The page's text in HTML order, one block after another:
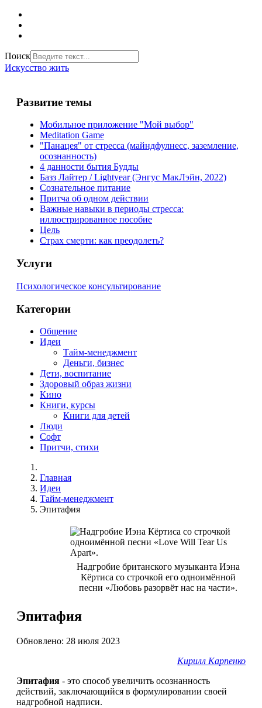
Поиск
Искусство жить
Развитие темы
Мобильное приложение "Мой выбор"
Meditation Game
"Панацея" от стресса (майндфулнесс, заземление,
осознанность)
4 данности бытия Будды
Базз Лайтер / Lightyear (Энгус МакЛэйн, 2022)
Сознательное питание
Притча об одном действии
Важные навыки в периоды стресса:
иллюстрированное пособие
Цель
Страх смерти: как преодолеть?
Услуги
Психологическое консультирование
Категории
Общение
Идеи
Тайм-менеджмент
Деньги, бизнес
Дети, воспитание
Здоровый образ жизни
Кино
Книги, курсы
Книги для детей
Люди
Софт
Притчи, стихи
Главная
Идеи
Тайм-менеджмент
Эпитафия
Надгробие британского музыканта Иэна
Кёртиса со строчкой его одноимённой
песни «Любовь разорвёт нас на части».
Эпитафия
Обновлено: 28 июля 2023
Кирилл Карпенко
Эпитафия - это способ увеличить осознанность
действий, заключающийся в формулировании своей
надгробной надписи.